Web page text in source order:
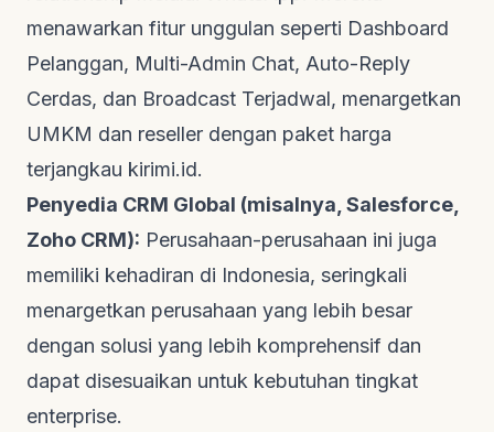
menawarkan fitur unggulan seperti Dashboard
Pelanggan, Multi-Admin Chat, Auto-Reply
Cerdas, dan Broadcast Terjadwal, menargetkan
UMKM dan reseller dengan paket harga
terjangkau kirimi.id.
Penyedia CRM Global (misalnya, Salesforce,
Zoho CRM): Perusahaan-perusahaan ini juga
memiliki kehadiran di Indonesia, seringkali
menargetkan perusahaan yang lebih besar
dengan solusi yang lebih komprehensif dan
dapat disesuaikan untuk kebutuhan tingkat
enterprise.